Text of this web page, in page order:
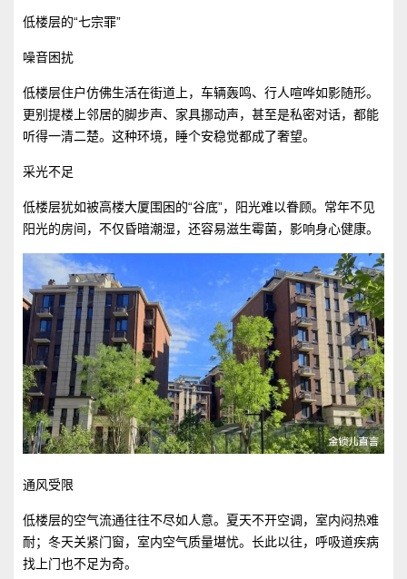
低楼层的“七宗罪”
噪音困扰
低楼层住户仿佛生活在街道上，车辆轰鸣、行人喧哗如影随形。
更别提楼上邻居的脚步声、家具挪动声，甚至是私密对话，都能
听得一清二楚。这种环境，睡个安稳觉都成了奢望。
采光不足
低楼层犹如被高楼大厦围困的“谷底”，阳光难以眷顾。常年不见
阳光的房间，不仅昏暗潮湿，还容易滋生霉菌，影响身心健康。
通风受限
低楼层的空气流通往往不尽如人意。夏天不开空调，室内闷热难
耐；冬天关紧门窗，室内空气质量堪忧。长此以往，呼吸道疾病
找上门也不足为奇。